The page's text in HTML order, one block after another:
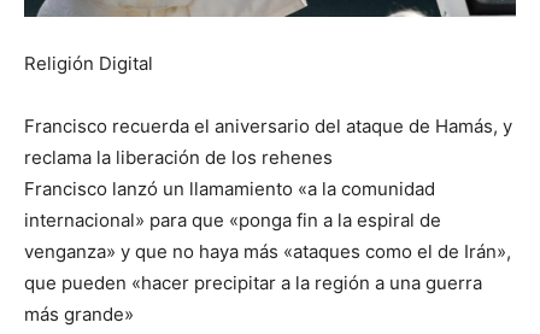
Religión Digital
Francisco recuerda el aniversario del ataque de Hamás, y
reclama la liberación de los rehenes
Francisco lanzó un llamamiento «a la comunidad
internacional» para que «ponga fin a la espiral de
venganza» y que no haya más «ataques como el de Irán»,
que pueden «hacer precipitar a la región a una guerra
más grande»